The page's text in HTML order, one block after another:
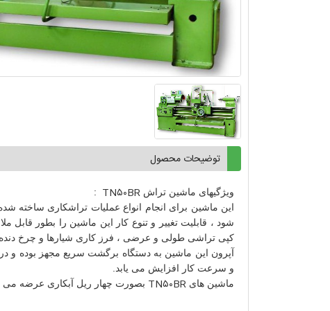
توضیحات محصول
ویژگیهای ماشین تراش TN۵۰BR :
این ماشین برای انجام انواع عملیات تراشکاری ساخته
شود ، قابلیت تغییر و تنوع کار این ماشین را بطور
کپی تراشی طولی و عرضی ، فرز کاری شیارها و چرخ
آپرون این ماشین به دستگاه برگشت سریع مجهز بوده
و سرعت کار افزایش می یابد.
ماشین های TN۵۰BR بصورت چهار ریل آبکاری عرضه می